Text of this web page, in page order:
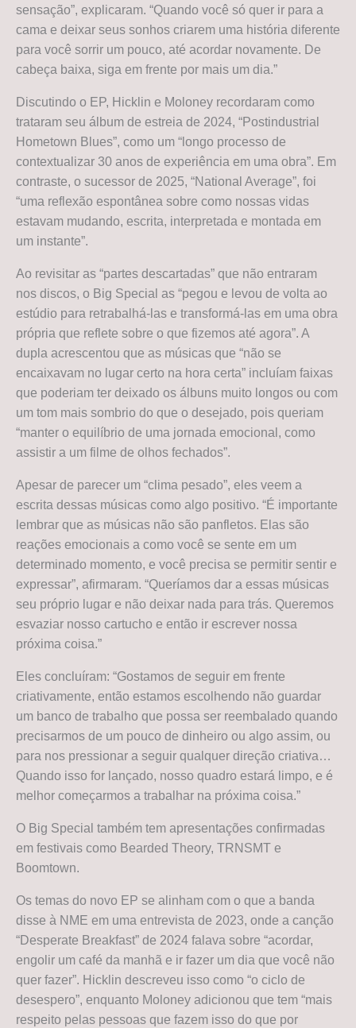
sensação”, explicaram. “Quando você só quer ir para a
cama e deixar seus sonhos criarem uma história diferente
para você sorrir um pouco, até acordar novamente. De
cabeça baixa, siga em frente por mais um dia.”
Discutindo o EP, Hicklin e Moloney recordaram como
trataram seu álbum de estreia de 2024, “Postindustrial
Hometown Blues”, como um “longo processo de
contextualizar 30 anos de experiência em uma obra”. Em
contraste, o sucessor de 2025, “National Average”, foi
“uma reflexão espontânea sobre como nossas vidas
estavam mudando, escrita, interpretada e montada em
um instante”.
Ao revisitar as “partes descartadas” que não entraram
nos discos, o Big Special as “pegou e levou de volta ao
estúdio para retrabalhá-las e transformá-las em uma obra
própria que reflete sobre o que fizemos até agora”. A
dupla acrescentou que as músicas que “não se
encaixavam no lugar certo na hora certa” incluíam faixas
que poderiam ter deixado os álbuns muito longos ou com
um tom mais sombrio do que o desejado, pois queriam
“manter o equilíbrio de uma jornada emocional, como
assistir a um filme de olhos fechados”.
Apesar de parecer um “clima pesado”, eles veem a
escrita dessas músicas como algo positivo. “É importante
lembrar que as músicas não são panfletos. Elas são
reações emocionais a como você se sente em um
determinado momento, e você precisa se permitir sentir e
expressar”, afirmaram. “Queríamos dar a essas músicas
seu próprio lugar e não deixar nada para trás. Queremos
esvaziar nosso cartucho e então ir escrever nossa
próxima coisa.”
Eles concluíram: “Gostamos de seguir em frente
criativamente, então estamos escolhendo não guardar
um banco de trabalho que possa ser reembalado quando
precisarmos de um pouco de dinheiro ou algo assim, ou
para nos pressionar a seguir qualquer direção criativa…
Quando isso for lançado, nosso quadro estará limpo, e é
melhor começarmos a trabalhar na próxima coisa.”
O Big Special também tem apresentações confirmadas
em festivais como Bearded Theory, TRNSMT e
Boomtown.
Os temas do novo EP se alinham com o que a banda
disse à NME em uma entrevista de 2023, onde a canção
“Desperate Breakfast” de 2024 falava sobre “acordar,
engolir um café da manhã e ir fazer um dia que você não
quer fazer”. Hicklin descreveu isso como “o ciclo de
desespero”, enquanto Moloney adicionou que tem “mais
respeito pelas pessoas que fazem isso do que por